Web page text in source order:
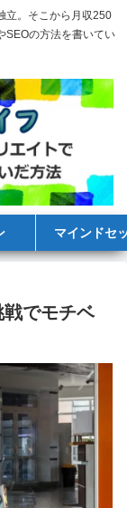
立。そこから月収250
SEOの方法を書いてい
マインドセ
でモチベ